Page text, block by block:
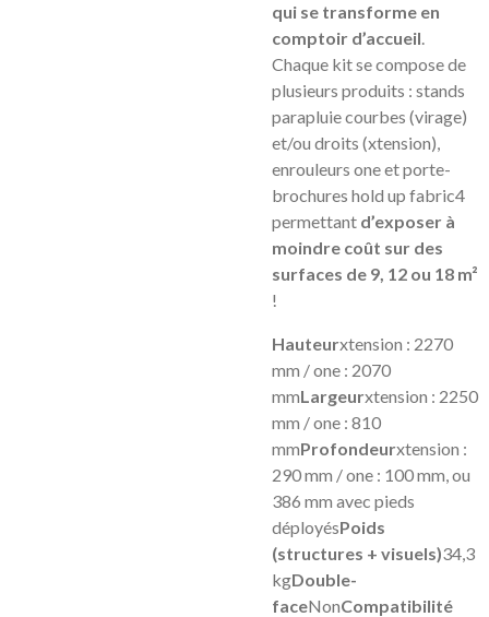
qui se transforme en
comptoir d’accueil.
Chaque kit se compose de
plusieurs produits : stands
parapluie courbes (virage)
et/ou droits (xtension),
enrouleurs one et porte-
brochures hold up fabric4
permettant d’exposer à
moindre coût sur des
surfaces de 9, 12 ou 18 m²
!
Hauteurxtension : 2270
mm / one : 2070
mmLargeurxtension : 2250
mm / one : 810
mmProfondeurxtension :
290 mm / one : 100 mm, ou
386 mm avec pieds
déployésPoids
(structures + visuels)34,3
kgDouble-
faceNonCompatibilité